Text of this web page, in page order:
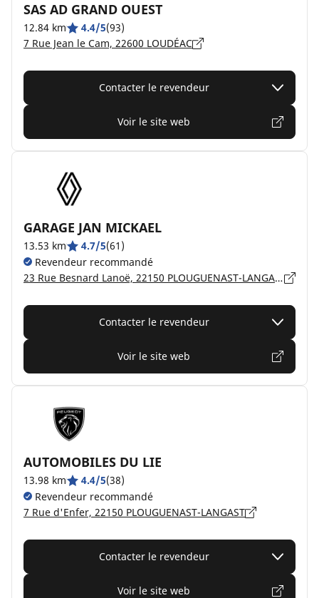
SAS AD GRAND OUEST
12.84 km 4.4/5(93)
7 Rue Jean le Cam, 22600 LOUDÉAC
Contacter le revendeur
Voir le site web
GARAGE JAN MICKAEL
13.53 km 4.7/5(61)
Revendeur recommandé
23 Rue Besnard Lanoë, 22150 PLOUGUENAST-LANGAST
Contacter le revendeur
Voir le site web
AUTOMOBILES DU LIE
13.98 km 4.4/5(38)
Revendeur recommandé
7 Rue d'Enfer, 22150 PLOUGUENAST-LANGAST
Contacter le revendeur
Voir le site web